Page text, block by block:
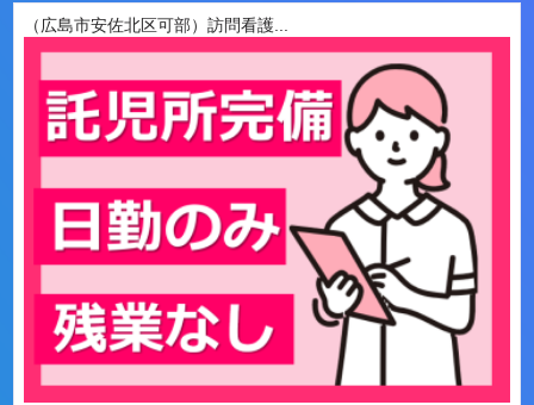
（広島市安佐北区可部）訪問看護...